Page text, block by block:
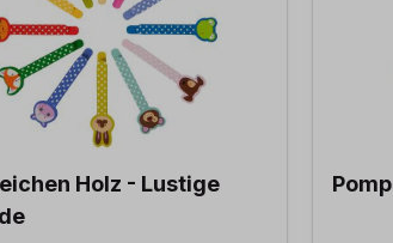
Holz - Lustige